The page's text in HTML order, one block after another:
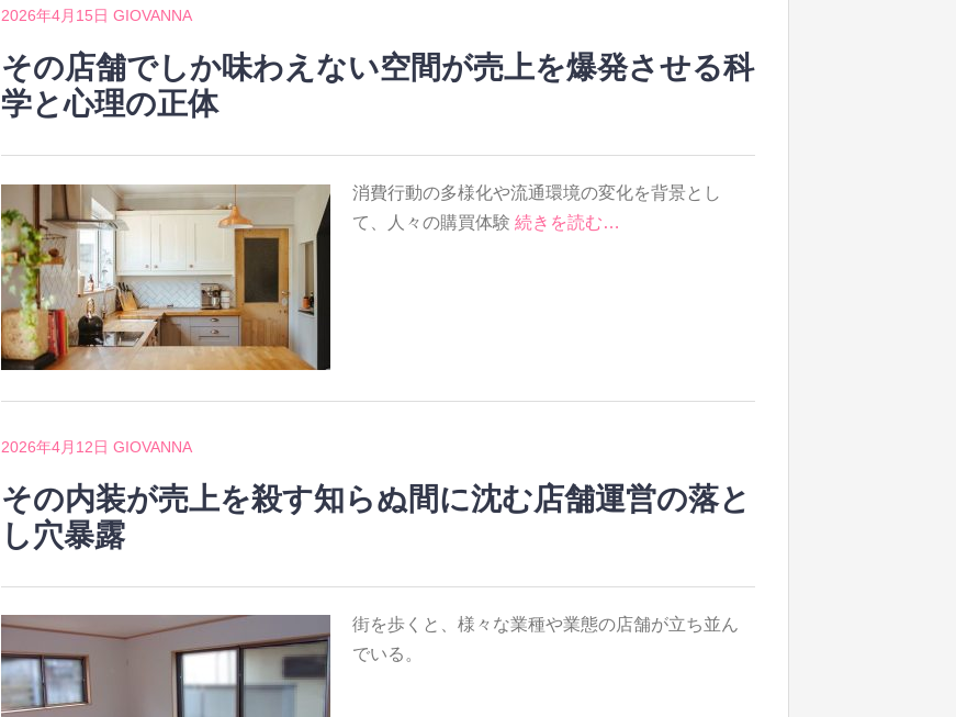
2026年4月15日 GIOVANNA
その店舗でしか味わえない空間が売上を爆発させる科
学と心理の正体
消費行動の多様化や流通環境の変化を背景とし
て、人々の購買体験続きを読む…
2026年4月12日 GIOVANNA
その内装が売上を殺す知らぬ間に沈む店舗運営の落と
し穴暴露
街を歩くと、様々な業種や業態の店舗が立ち並ん
でいる。